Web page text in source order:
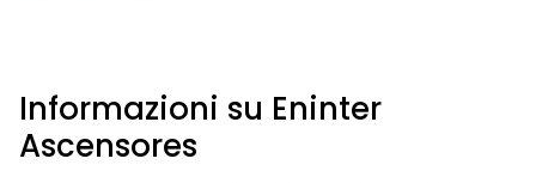
Informazioni su Eninter
Ascensores